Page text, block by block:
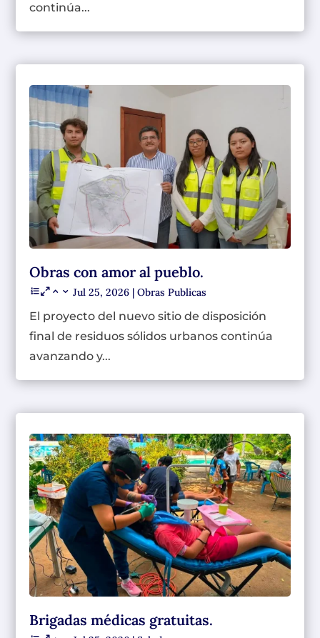
continúa...
Obras con amor al pueblo.
Jul 25, 2026 |Obras Publicas
El proyecto del nuevo sitio de disposición
final de residuos sólidos urbanos continúa
avanzando y...
Brigadas médicas gratuitas.